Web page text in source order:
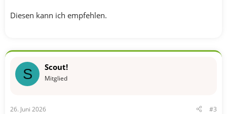
Diesen kann ich empfehlen.
S Scout!
Mitglied
26. Juni 2026 #3